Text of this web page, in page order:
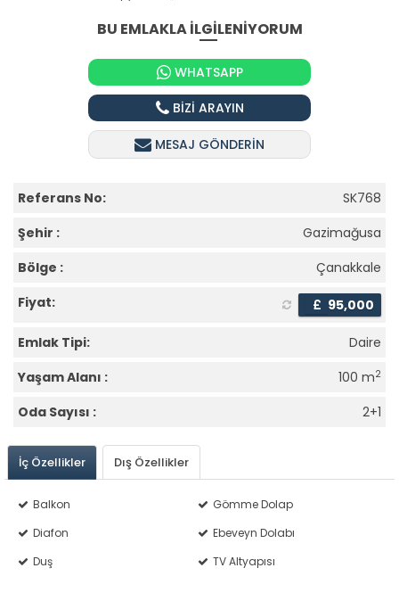
BU EMLAKLA İLGİLENİYORUM
WHATSAPP
BİZİ ARAYIN
MESAJ GÖNDERİN
Referans No:
SK768
Şehir :
Gazimağusa
Bölge :
Çanakkale
Fiyat:
£ 95,000
Emlak Tipi:
Daire
Yaşam Alanı :
100 m2
Oda Sayısı : 2+1
İç Özellikler Dış Özellikler
Balkon
Gömme Dolap
Diafon
Ebeveyn Dolabı
Duş
TV Altyapısı